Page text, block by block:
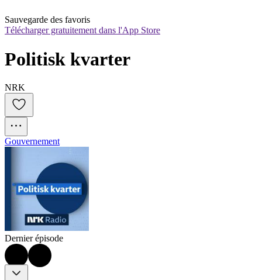
Sauvegarde des favoris
Télécharger gratuitement dans l'App Store
Politisk kvarter
NRK
Gouvernement
Dernier épisode